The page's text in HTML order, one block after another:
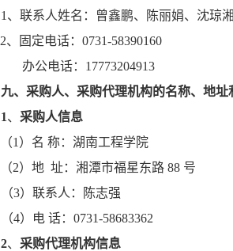
1、联系人姓名：
曾鑫鹏、 陈丽娟、 沈琼湘
2、
固定电话： 0731-58390160
办公电话： 17773204913
九、采购人、采购代理机构的名称、地址
1、 采购人信息
（1）名 称： 湖南工程学院
（2）地 址： 湘潭市福星东路 88 号
（3） 联系人：
陈志强
（4）电 话： 0731-58683362
2、 采购代理机构信息